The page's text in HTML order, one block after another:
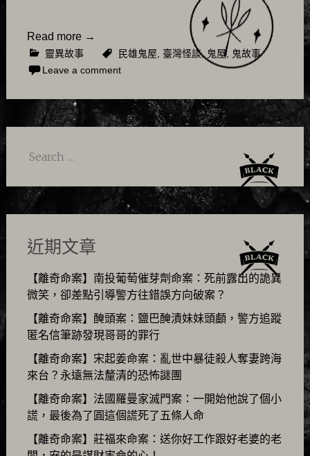
Read more →
靈異故事 民雄鬼屋 臺灣怪談, 鬼屋, 鬼故事
Leave a comment
Search
近期文章
【離奇命案】南投葡萄催芽劑命案：死前露出的詭異
微笑，卻差點引導警方往錯誤方向破案？
【離奇命案】醃頭案：鹽巴醃漬妹妹頭顱，警方追蹤
匿名信筆跡發現哥哥的罪行
【離奇命案】宋起姜命案：亂世中暴徒殺人奪妻跨海
來台？永遠無法釐清的恐怖謎團
【離奇命案】法國羅曼家滅門案：一開始他說了個小
謊，最後為了圓這個謊死了五條人命
【離奇命案】莊福來命案：送你好工作跟好老婆的老